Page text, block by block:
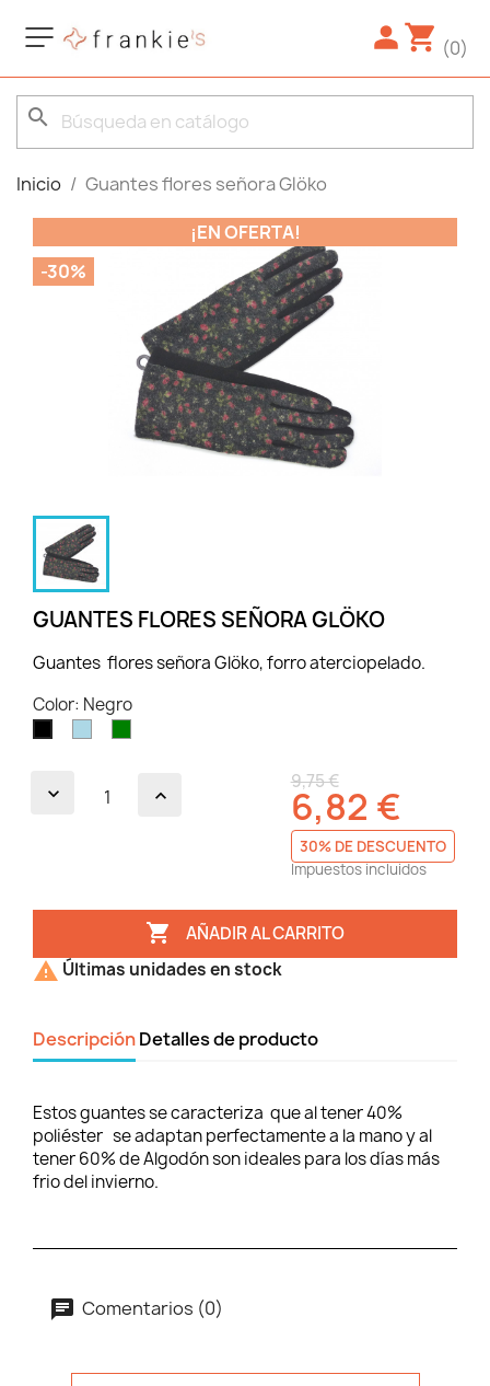
(0)
search
Inicio
Guantes flores señora Glöko
¡EN OFERTA!
-30%
GUANTES FLORES SEÑORA GLÖKO
Guantes flores señora Glöko, forro aterciopelado.
Color: Negro
NegroAzul
claro
Verde
9,75 €
6,82 €
30% DE DESCUENTO
Impuestos incluidos
 AÑADIR AL CARRITO
 Últimas unidades en stock
DescripciónDetalles de producto
Estos guantes se caracteriza que al tener 40%
poliéster se adaptan perfectamente a la mano y al
tener 60% de Algodón son ideales para los días más
frio del invierno.
Comentarios (0)